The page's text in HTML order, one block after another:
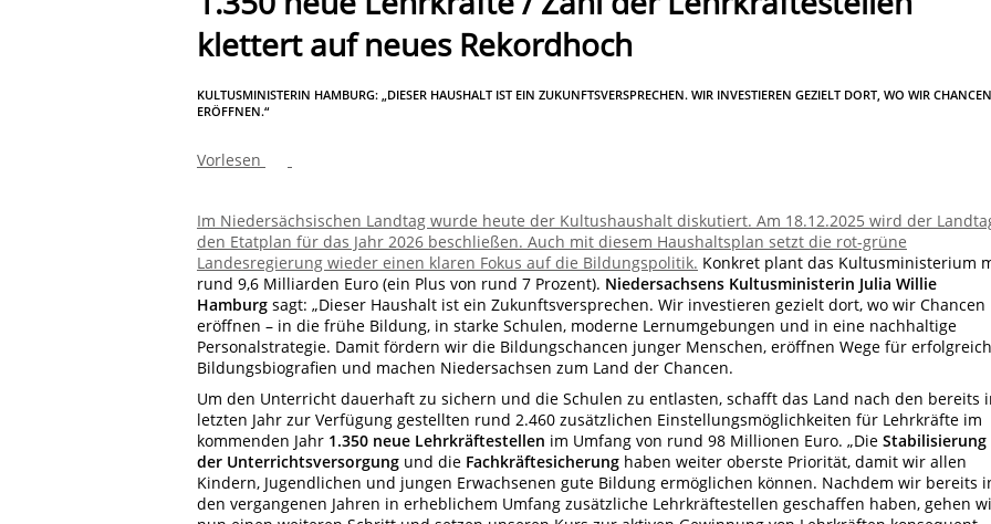
klettert auf neues Rekordhoch
KULTUSMINISTERIN HAMBURG: „DIESER HAUSHALT IST EIN ZUKUNFTSVERSPRECHEN. WIR INVESTIEREN GEZIELT DORT, WO WIR CHANCEN
ERÖFFNEN.“
Vorlesen
Im Niedersächsischen Landtag wurde heute der Kultushaushalt diskutiert. Am 18.12.2025 wird der
den Etatplan für das Jahr 2026 beschließen. Auch mit diesem Haushaltsplan setzt die rot-grüne
Landesregierung wieder einen klaren Fokus auf die Bildungspolitik. Konkret plant das Kultusministerium
rund 9,6 Milliarden Euro (ein Plus von rund 7 Prozent). Niedersachsens Kultusministerin Julia Willie
Hamburg sagt: „Dieser Haushalt ist ein Zukunftsversprechen. Wir investieren gezielt dort, wo wir Chancen
eröffnen – in die frühe Bildung, in starke Schulen, moderne Lernumgebungen und in eine nachhaltige
Personalstrategie. Damit fördern wir die Bildungschancen junger Menschen, eröffnen Wege für
Bildungsbiografien und machen Niedersachsen zum Land der Chancen.
Um den Unterricht dauerhaft zu sichern und die Schulen zu entlasten, schafft das Land nach den bereits
letzten Jahr zur Verfügung gestellten rund 2.460 zusätzlichen Einstellungsmöglichkeiten für Lehrkräfte im
kommenden Jahr 1.350 neue Lehrkräftestellen im Umfang von rund 98 Millionen Euro. „Die Stabilisierung
der Unterrichtsversorgung und die Fachkräftesicherung haben weiter oberste Priorität, damit wir allen
Kindern, Jugendlichen und jungen Erwachsenen gute Bildung ermöglichen können. Nachdem wir bereits
den vergangenen Jahren in erheblichem Umfang zusätzliche Lehrkräftestellen geschaffen haben, gehen